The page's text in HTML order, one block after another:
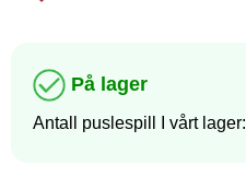
På lager
Antall puslespill I vårt lager: